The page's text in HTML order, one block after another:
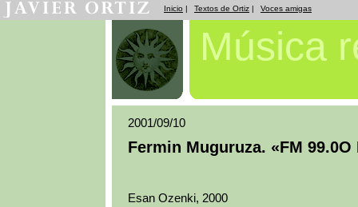
Inicio | Textos de Ortiz | Voces amigas
Música
2001/09/10
Fermin Muguruza. «FM 99.0O
Esan Ozenki, 2000